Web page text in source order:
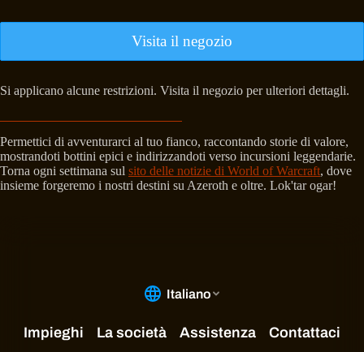
Visita il negozio
Si applicano alcune restrizioni. Visita il negozio per ulteriori dettagli.
Permettici di avventurarci al tuo fianco, raccontando storie di valore,
mostrandoti bottini epici e indirizzandoti verso incursioni leggendarie.
Torna ogni settimana sul sito delle notizie di World of Warcraft, dove
insieme forgeremo i nostri destini su Azeroth e oltre. Lok'tar ogar!